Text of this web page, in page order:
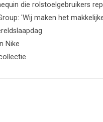
die rolstoelgebruikers
'Wij maken het
Nike